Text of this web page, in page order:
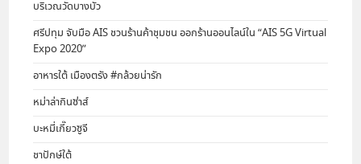
บริเวณวัดบางบัว
ศรีปทุม จับมือ AIS ชวนร้านค้าชุมชน ออกร้านออนไลน์ใน “AIS 5G Virtual
Expo 2020”
อาหารใต้ เมืองตรัง #กล้วยน่ารัก
หม่าล่ากินซ่าส์
บะหมี่เกี๊ยวซูจี
ชาปักษ์ใต้